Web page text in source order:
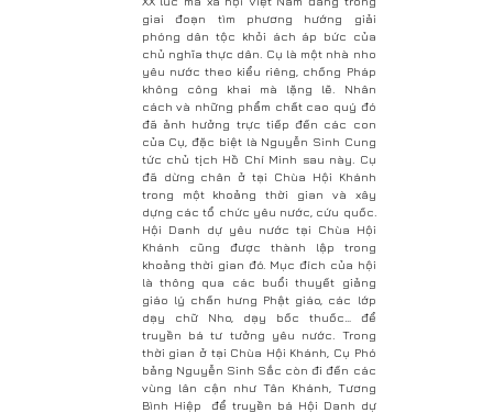
giai đoạn tìm phương hướng giải
phóng dân tộc khỏi ách áp bức của
chủ nghĩa thực dân. Cụ là một nhà nho
yêu nước theo kiểu riêng, chống Pháp
không công khai mà lặng lẽ. Nhân
cách và những phẩm chất cao quý đó
đã ảnh hưởng trực tiếp đến các con
của Cụ, đặc biệt là Nguyễn Sinh Cung
tức chủ tịch Hồ Chí Minh sau này. Cụ
đã dừng chân ở tại Chùa Hội Khánh
trong một khoảng thời gian và xây
dựng các tổ chức yêu nước, cứu quốc.
Hội Danh dự yêu nước tại Chùa Hội
Khánh cũng được thành lập trong
khoảng thời gian đó. Mục đích của hội
là thông qua các buổi thuyết giảng
giáo lý chấn hưng Phật giáo, các lớp
dạy chữ Nho, dạy bốc thuốc… để
truyền bá tư tưởng yêu nước. Trong
thời gian ở tại Chùa Hội Khánh, Cụ Phó
bảng Nguyễn Sinh Sắc còn đi đến các
vùng lân cận như Tân Khánh, Tương
Bình Hiệp để truyền bá Hội Danh dự